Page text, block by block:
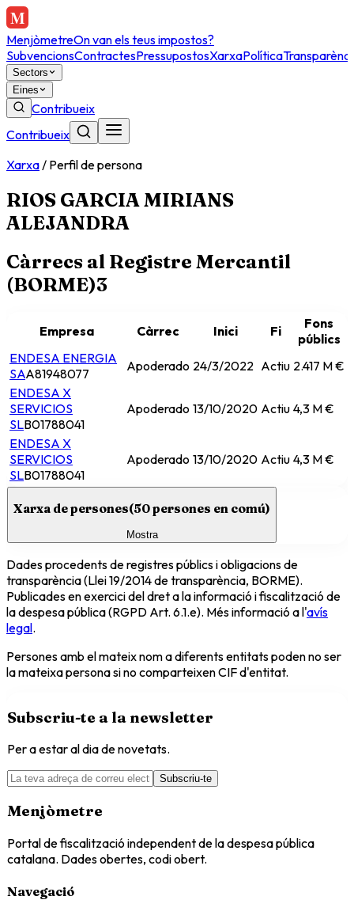
MenjòmetreOn van els teus impostos?
SubvencionsContractesPressupostosXarxaPolítica
Sectors
Eines
Contribueix
Contribueix
Xarxa/ Perfil de persona
RIOS GARCIA MIRIANS
ALEJANDRA
Càrrecs al Registre Mercantil
(BORME)3
Empresa Càrrec Inici Fi
Fons
públics
ENDESA ENERGIA
SAA81948077 Apoderado 24/3/2022 Actiu 2.417 M €
ENDESA X
SERVICIOS
SLB01788041
Apoderado 13/10/2020 Actiu 4,3 M €
ENDESA X
SERVICIOS
SLB01788041
Apoderado 13/10/2020 Actiu 4,3 M €
Xarxa de persones(50persones en comú)
Mostra
Dades procedents de registres públics i obligacions de
transparència (Llei 19/2014 de transparència, BORME).
Publicades en exercici del dret a la informació i fiscalització de
la despesa pública (RGPD Art. 6.1.e). Més informació a l'avís
legal.
Persones amb el mateix nom a diferents entitats poden no ser
la mateixa persona si no comparteixen CIF d'entitat.
Subscriu-te a la newsletter
Per a estar al dia de novetats.
Subscriu-te
Menjòmetre
Portal de fiscalització independent de la despesa pública
catalana. Dades obertes, codi obert.
Navegació